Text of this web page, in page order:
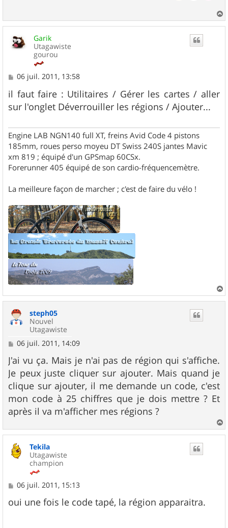
a
Garik
Utagawiste
gourou
M
s
a
06 juil. 2011, 13:58
il faut faire : Utilitaires / Gérer les cartes / aller
sur l'onglet Déverrouiller les régions / Ajouter...
Engine LAB NGN140 full XT, freins Avid Code 4 pistons
185mm, roues perso moyeu DT Swiss 240S jantes Mavic
xm 819 ; équipé d'un GPSmap 60CSx.
Forerunner 405 équipé de son cardio-fréquencemètre.
La meilleure façon de marcher ; c'est de faire du vélo !
a
steph05
Nouvel
Utagawiste
M
s
s
a
g
e
06 juil. 2011, 14:09
J'ai vu ça. Mais je n'ai pas de région qui s'affiche.
Je peux juste cliquer sur ajouter. Mais quand je
clique sur ajouter, il me demande un code, c'est
mon code à 25 chiffres que je dois mettre ? Et
après il va m'afficher mes régions ?
a
Tekila
Utagawiste
champion
M
s
s
06 juil. 2011, 15:13
oui une fois le code tapé, la région apparaitra.